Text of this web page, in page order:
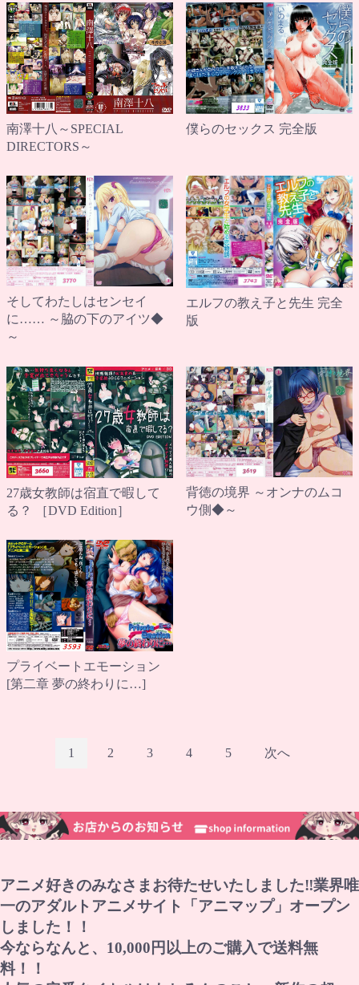
南澤十八～SPECIAL
DIRECTORS～
僕らのセックス 完全版
そしてわたしはセンセイ
に…… ～脇の下のアイツ◆
～
エルフの教え子と先生 完全
版
27歳女教師は宿直で暇して
る？ ［DVD Edition］
背徳の境界 ～オンナのムコ
ウ側◆～
プライベートエモーション
[第二章 夢の終わりに…]
1 2 3 4 5 次へ
アニメ好きのみなさまお待たせいたしました‼業界唯
一のアダルトアニメサイト「アニマップ」オープン
しました！！
今ならなんと、10,000円以上のご購入で送料無
料！！